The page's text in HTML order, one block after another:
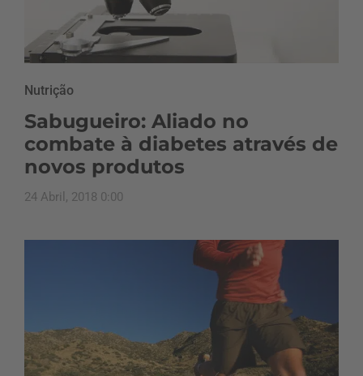
Nutrição
Sabugueiro: Aliado no
combate à diabetes através de
novos produtos
24 Abril, 2018 0:00